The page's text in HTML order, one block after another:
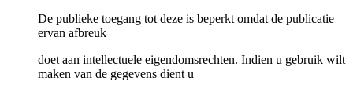
De publieke toegang tot deze is beperkt omdat de publicatie
ervan afbreuk
doet aan intellectuele eigendomsrechten. Indien u gebruik wilt
maken van de gegevens dient u